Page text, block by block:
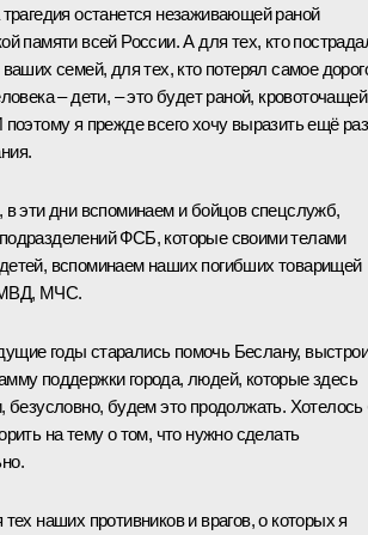
останется незаживающей раной
памяти всей России. А для тех, кто
семей, для тех, кто потерял самое
– дети, – это будет раной, кровоточащей
я прежде всего хочу выразить ещё раз
эти дни вспоминаем и бойцов спецслужб,
ФСБ, которые своими телами
вспоминаем наших погибших товарищей
МВД, МЧС.
годы старались помочь Беслану,
поддержки города, людей, которые здесь
безусловно, будем это продолжать.
на тему о том, что нужно сделать
тех наших противников и врагов, о которых я